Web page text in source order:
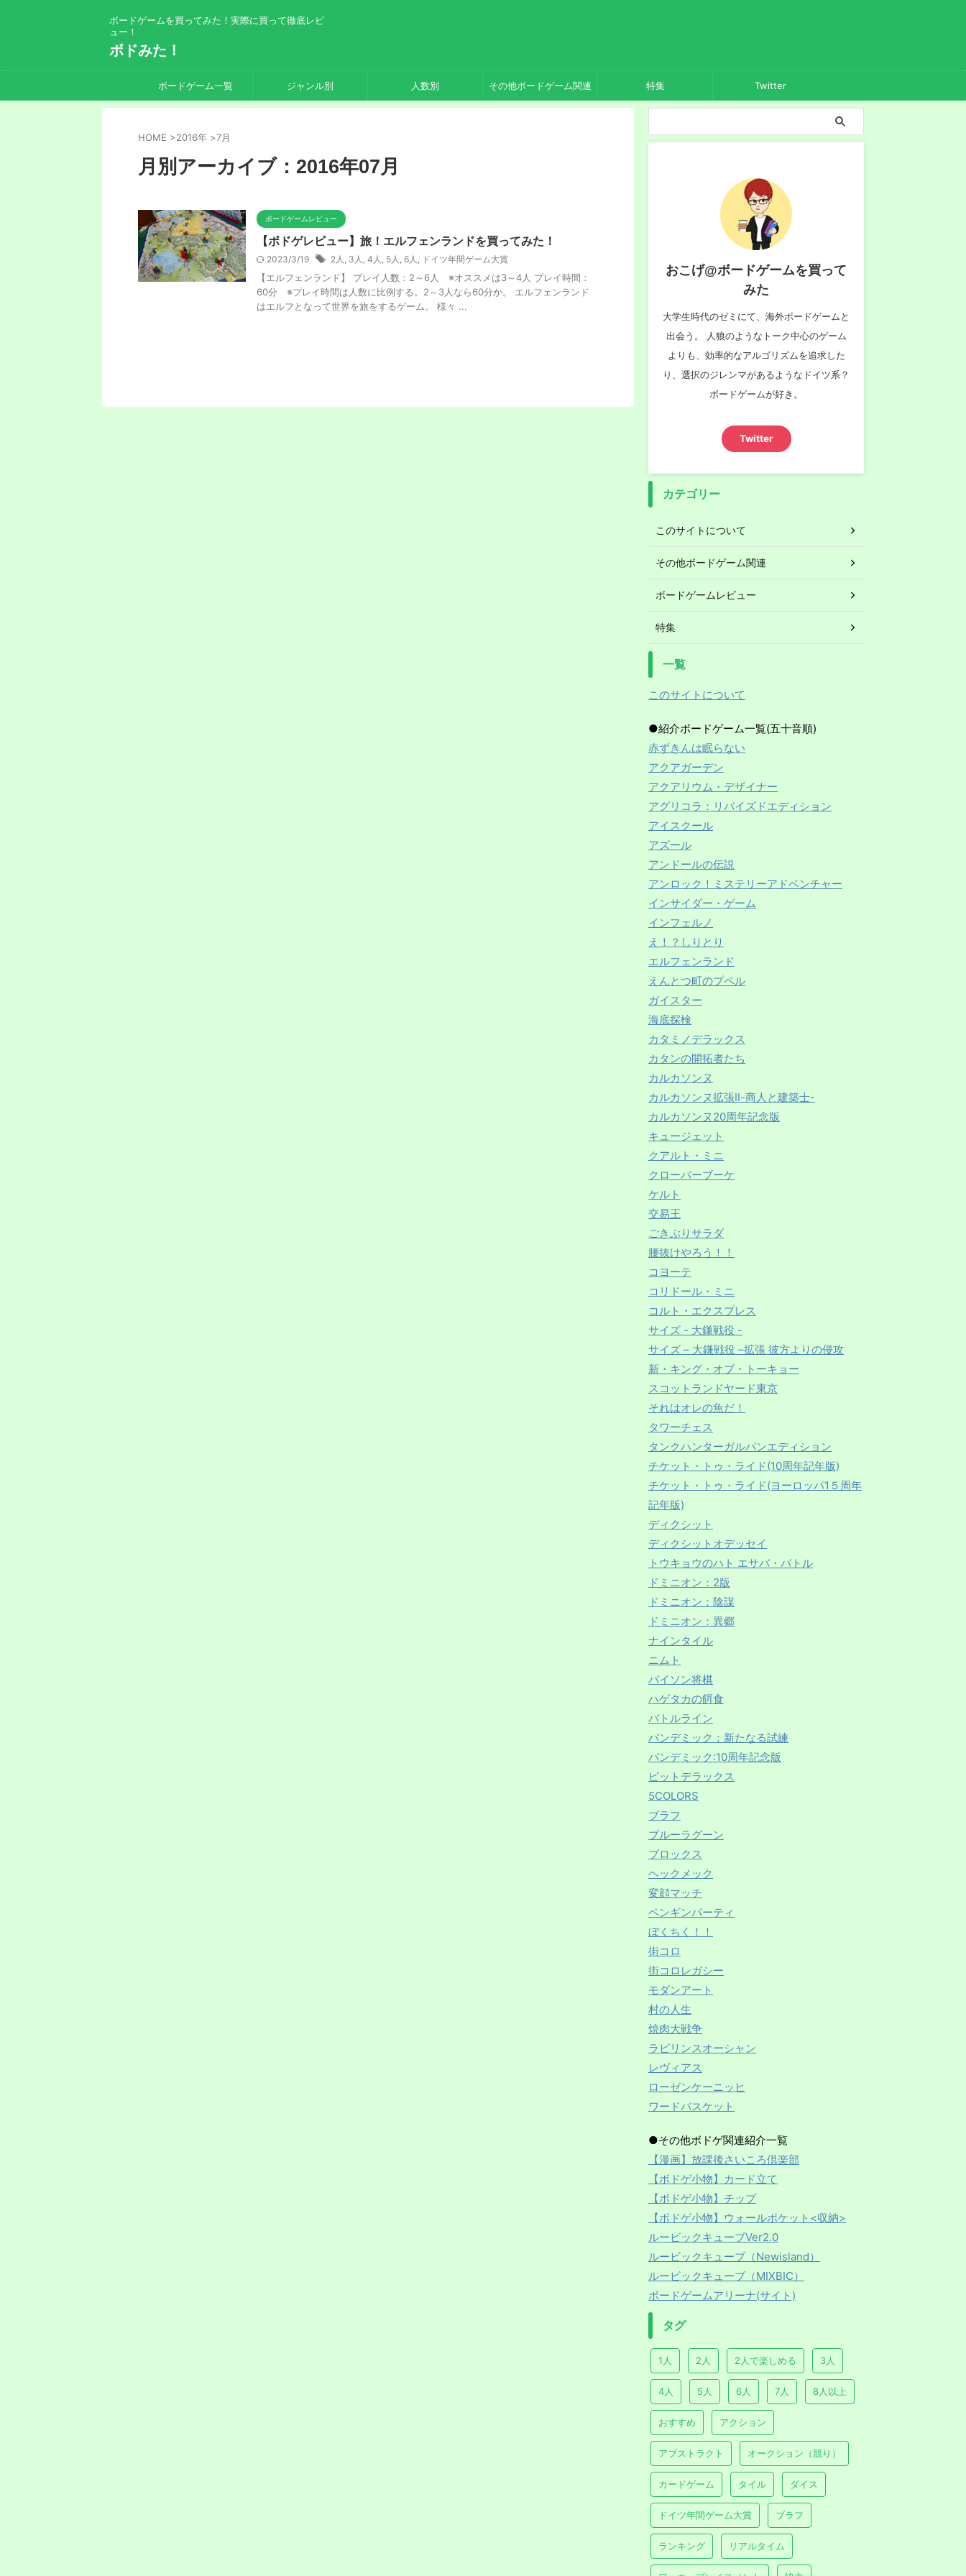
ボードゲームを買ってみた！実際に買って徹底レビ
ュー！
ボドみた！
ボードゲーム一覧 ジャンル別 人数別 その他ボードゲーム関連 特集 Twitter
HOME >2016年 >7月
月別アーカイブ：2016年07月
ボードゲームレビュー
【ボドゲレビュー】旅！エルフェンランドを買ってみた！
2023/3/19 2人 , 3人 , 4人 , 5人 , 6人 , ドイツ年間ゲーム大賞
【エルフェンランド】 プレイ人数：2～6人 ※オススメは3～4人 プレイ時間：
60分 ※プレイ時間は人数に比例する。2～3人なら60分か。 エルフェンランド
はエルフとなって世界を旅をするゲーム。 様々 ...
おこげ@ボードゲームを買って
みた
大学生時代のゼミにて、海外ボードゲームと
出会う。 人狼のようなトーク中心のゲーム
よりも、効率的なアルゴリズムを追求した
り、選択のジレンマがあるようなドイツ系？
ボードゲームが好き。
Twitter
カテゴリー
このサイトについて
その他ボードゲーム関連
ボードゲームレビュー
特集
一覧
このサイトについて
●紹介ボードゲーム一覧(五十音順)
赤ずきんは眠らない
アクアガーデン
アクアリウム・デザイナー
アグリコラ：リバイズドエディション
アイスクール
アズール
アンドールの伝説
アンロック！ミステリーアドベンチャー
インサイダー・ゲーム
インフェルノ
え！？しりとり
エルフェンランド
えんとつ町のプペル
ガイスター
海底探検
カタミノデラックス
カタンの開拓者たち
カルカソンヌ
カルカソンヌ拡張Ⅱ-商人と建築士-
カルカソンヌ20周年記念版
キュージェット
クアルト・ミニ
クローバーブーケ
ケルト
交易王
ごきぶりサラダ
腰抜けやろう！！
コヨーテ
コリドール・ミニ
コルト・エクスプレス
サイズ - 大鎌戦役 -
サイズ – 大鎌戦役 –拡張 彼方よりの侵攻
新・キング・オブ・トーキョー
スコットランドヤード東京
それはオレの魚だ！
タワーチェス
タンクハンターガルパンエディション
チケット・トゥ・ライド(10周年記年版)
チケット・トゥ・ライド(ヨーロッパ1５周年
記年版)
ディクシット
ディクシットオデッセイ
トウキョウのハト エサバ・バトル
ドミニオン：2版
ドミニオン：陰謀
ドミニオン：異郷
ナインタイル
ニムト
バイソン将棋
ハゲタカの餌食
バトルライン
パンデミック：新たなる試練
パンデミック:10周年記念版
ピットデラックス
5COLORS
ブラフ
ブルーラグーン
ブロックス
ヘックメック
変顔マッチ
ペンギンパーティ
ぼくちく！！
街コロ
街コロレガシー
モダンアート
村の人生
焼肉大戦争
ラビリンスオーシャン
レヴィアス
ローゼンケーニッヒ
ワードバスケット
●その他ボドゲ関連紹介一覧
【漫画】放課後さいころ倶楽部
【ボドゲ小物】カード立て
【ボドゲ小物】チップ
【ボドゲ小物】ウォールポケット<収納>
ルービックキューブVer2.0
ルービックキューブ（Newisland）
ルービックキューブ（MIXBIC）
ボードゲームアリーナ(サイト)
タグ
1人 2人 2人で楽しめる 3人
4人 5人 6人 7人 8人以上
おすすめ アクション
アブストラクト オークション（競り）
カードゲーム タイル ダイス
ドイツ年間ゲーム大賞 ブラフ
ランキング リアルタイム